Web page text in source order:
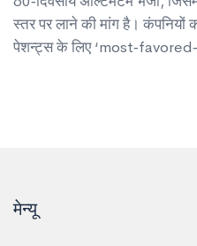
स्तर पर लाने की मांग है।
पेशन्ट्स के लिए
मेन्यू